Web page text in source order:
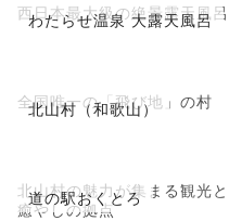
わたらせ温泉 大露天風呂
西日本最大級の絶景露天風呂
北山村（和歌山）
全国唯一の「飛び地」の村
道の駅おくとろ
北山村の魅力が集まる観光と
癒やしの拠点